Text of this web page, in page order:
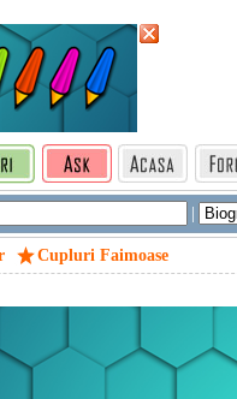
|
Cupluri Faimoase